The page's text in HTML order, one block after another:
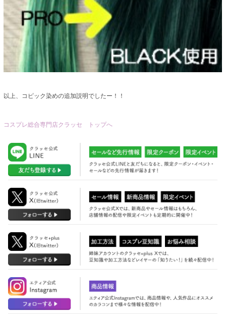
以上、コピック染めの追加説明でしたー！！
コスプレ総合専門店クラッセ トップへ